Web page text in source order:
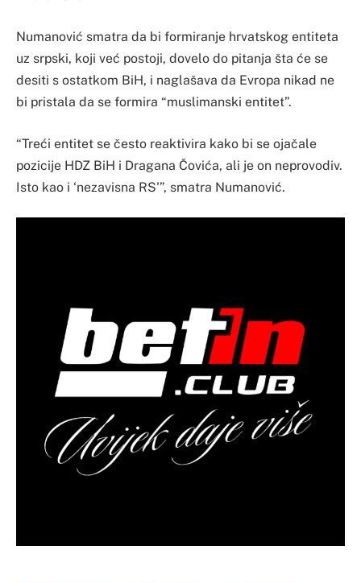
Numanović smatra da bi formiranje hrvatskog entiteta
uz srpski, koji već postoji, dovelo do pitanja šta će se
desiti s ostatkom BiH, i naglašava da Evropa nikad ne
bi pristala da se formira “muslimanski entitet”.
“Treći entitet se često reaktivira kako bi se ojačale
pozicije HDZ BiH i Dragana Čovića, ali je on neprovodiv.
Isto kao i ‘nezavisna RS'”, smatra Numanović.